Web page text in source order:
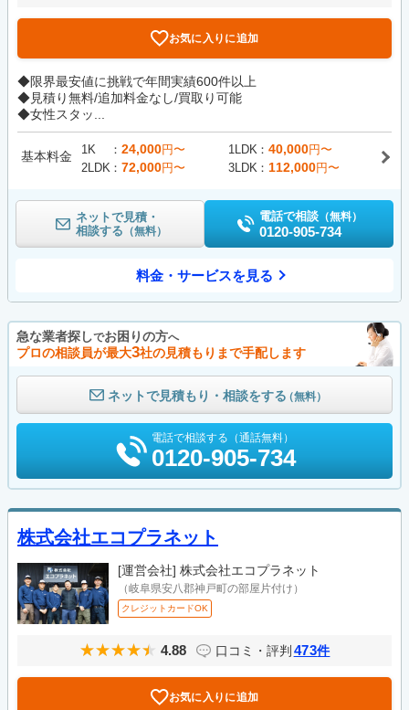
お気に入りに追加
◆限界最安値に挑戦で年間実績600件以上
◆見積り無料/追加料金なし/買取り可能
◆女性スタッ...
基本料金 1K 24,000円〜 1LDK 40,000円〜
2LDK
72,000円〜 3LDK 112,000円〜
ネットで見積・
相談する （無料）
電話で相談 （無料）
0120-905-734
料金・サービスを見る
急な業者探しでお困りの方へ
プロの相談員が最大3社の見積もりまで手配します
ネットで見積もり・相談をする（無料）
電話で相談する（通話無料）
0120-905-734
株式会社エコプラネット
[運営会社] 株式会社エコプラネット
（岐阜県安八郡神戸町の部屋片付け）
クレジットカードOK
4.88 口コミ・評判 473件
お気に入りに追加